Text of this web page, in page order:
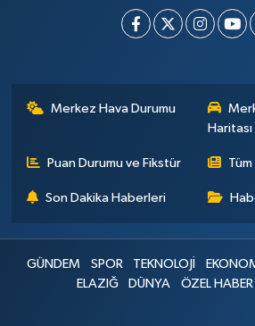
Merkez Hava Durumu
Haritası
Puan Durumu ve Fikstür
Son Dakika Haberleri
GÜNDEM SPOR TEKNOLOJİ
ELAZIĞ
DÜNYA ÖZEL HABER